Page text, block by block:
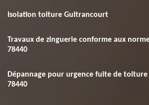
Isolation toiture Guitrancourt
Travaux de zinguerie conforme aux
78440
Dépannage pour urgence fuite de
78440